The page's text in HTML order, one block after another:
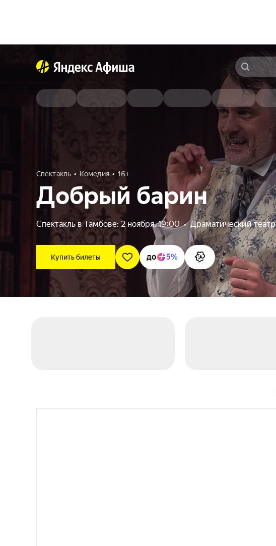
Спектакль Комедия 16+
Добрый барин
Спектакль в Тамбове: 2 ноября, 19:00•Драматический театр
Купить билеты до 5%